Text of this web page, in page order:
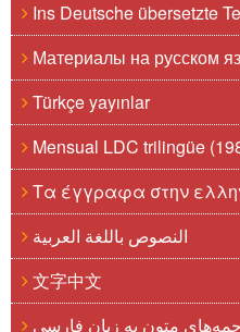
Ins Deutsche übersetzte
Материалы на русском
Türkçe yayınlar
Mensual LDC trilingüe
Τα έγγραφα στην
النصوص باللغة العربية
文字中文
متون به زبان فارسی